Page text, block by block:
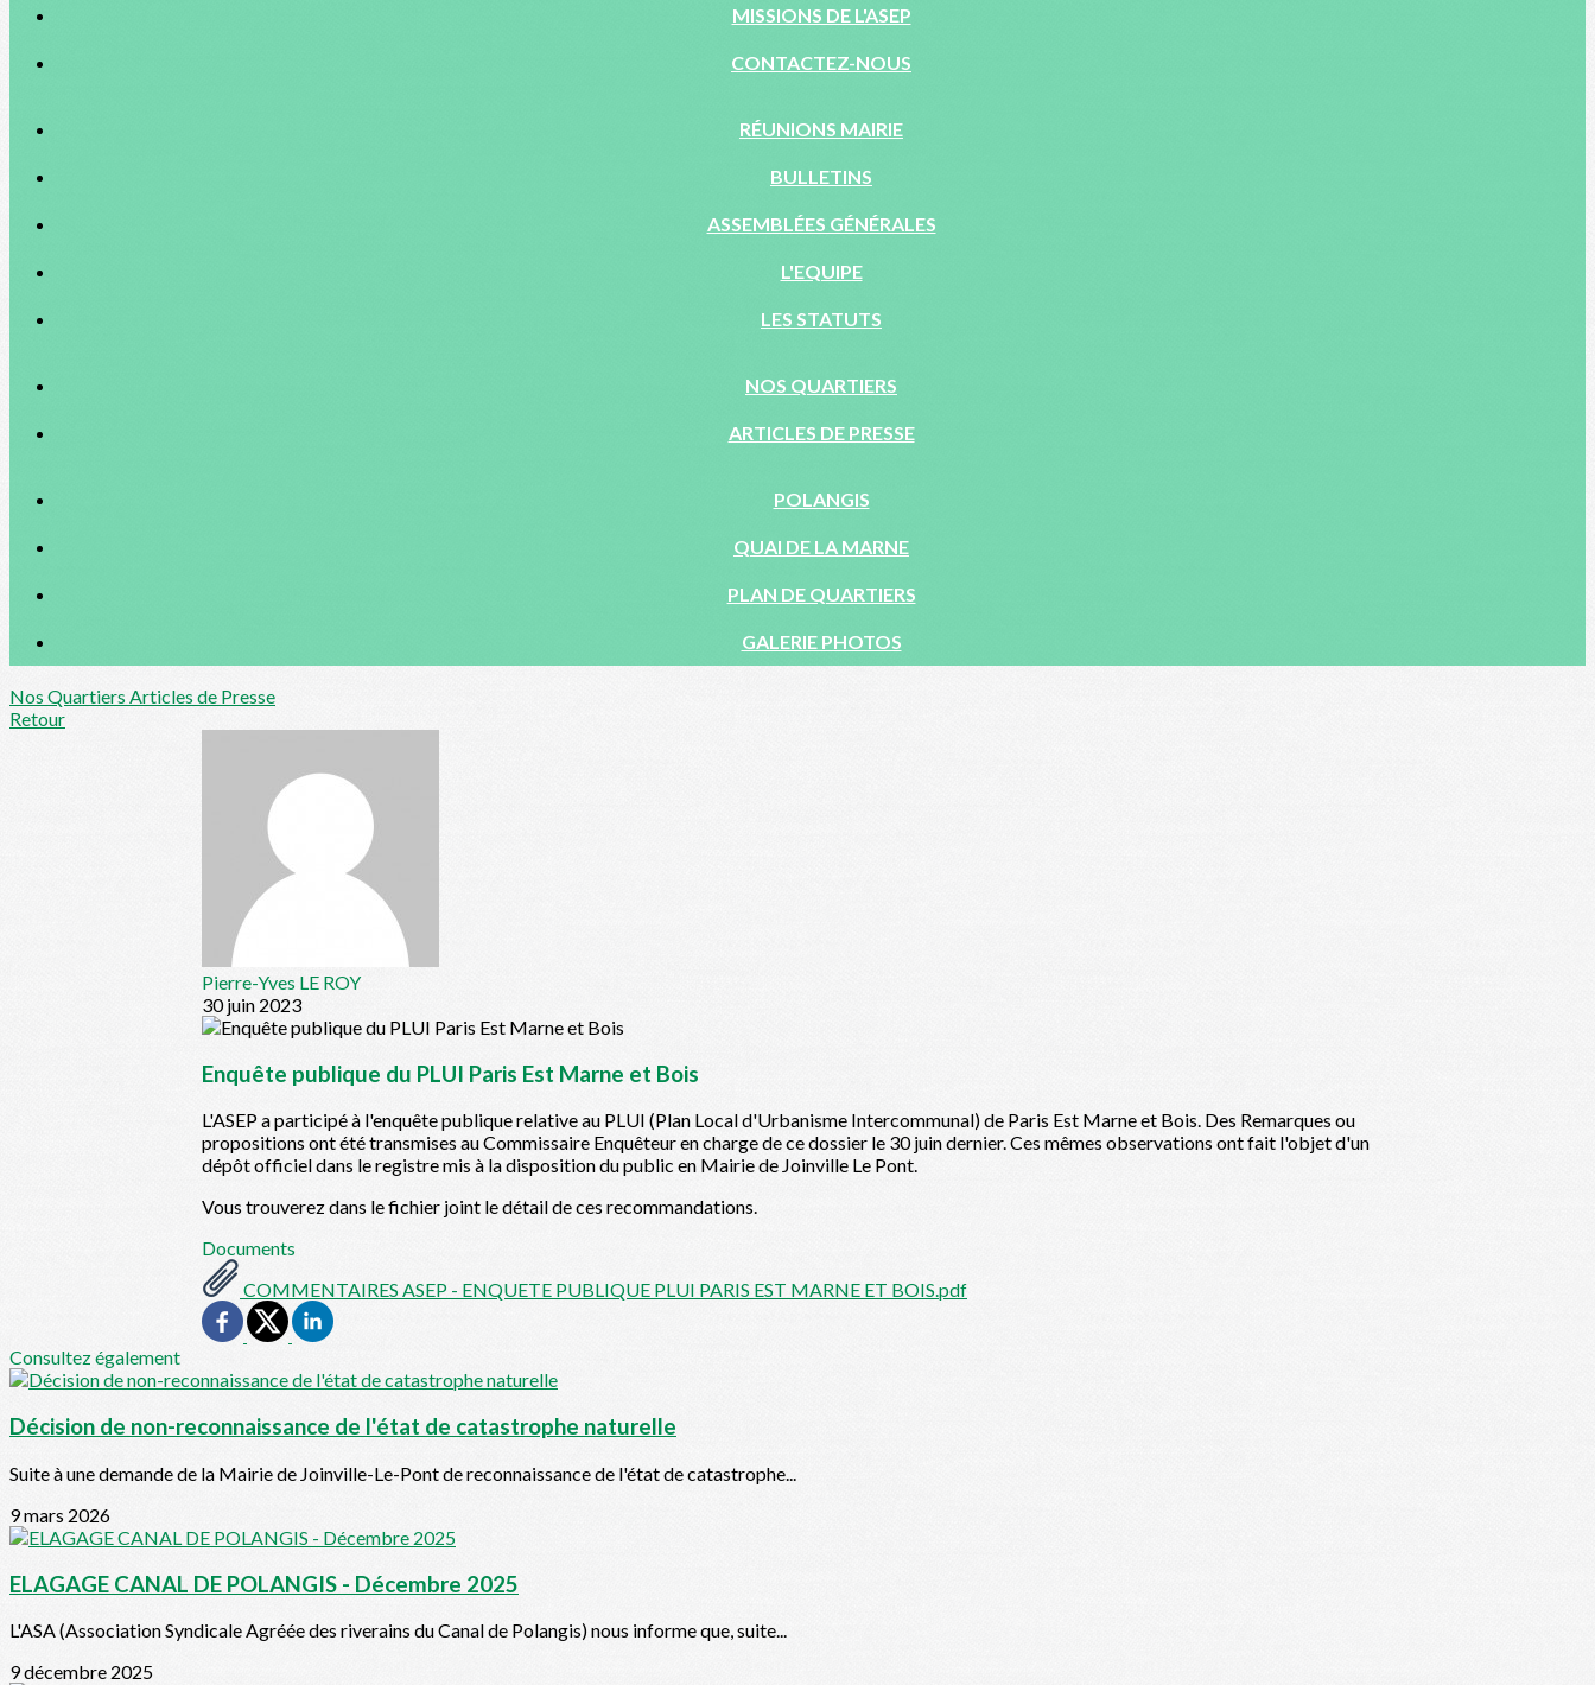
MISSIONS DE L'ASEP
CONTACTEZ-NOUS
RÉUNIONS MAIRIE
BULLETINS
ASSEMBLÉES GÉNÉRALES
L'EQUIPE
LES STATUTS
NOS QUARTIERS
ARTICLES DE PRESSE
POLANGIS
QUAI DE LA MARNE
PLAN DE QUARTIERS
GALERIE PHOTOS
Nos Quartiers Articles de Presse
Retour
Pierre-Yves LE ROY
30 juin 2023
Enquête publique du PLUI Paris Est Marne et Bois
L'ASEP a participé à l'enquête publique relative au PLUI (Plan Local d'Urbanisme Intercommunal) de Paris Est Marne et Bois. Des Remarques ou
propositions ont été transmises au Commissaire Enquêteur en charge de ce dossier le 30 juin dernier. Ces mêmes observations ont fait l'objet d'un
dépôt officiel dans le registre mis à la disposition du public en Mairie de Joinville Le Pont.
Vous trouverez dans le fichier joint le détail de ces recommandations.
Documents
COMMENTAIRES ASEP - ENQUETE PUBLIQUE PLUI PARIS EST MARNE ET BOIS.pdf
Consultez également
Décision de non-reconnaissance de l'état de catastrophe naturelle
Suite à une demande de la Mairie de Joinville-Le-Pont de reconnaissance de l'état de catastrophe...
9 mars 2026
ELAGAGE CANAL DE POLANGIS - Décembre 2025
L'ASA (Association Syndicale Agréée des riverains du Canal de Polangis) nous informe que, suite...
9 décembre 2025